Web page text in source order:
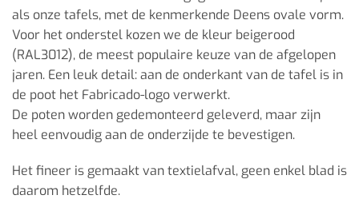
als onze tafels, met de kenmerkende Deens ovale vorm.
Voor het onderstel kozen we de kleur beigerood
(RAL3012), de meest populaire keuze van de afgelopen
jaren. Een leuk detail: aan de onderkant van de tafel is in
de poot het Fabricado-logo verwerkt.
De poten worden gedemonteerd geleverd, maar zijn
heel eenvoudig aan de onderzijde te bevestigen.
Het fineer is gemaakt van textielafval, geen enkel blad is
daarom hetzelfde.